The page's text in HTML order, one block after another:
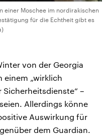
einer Moschee im nordirakischen
für die Echtheit gibt es
von der Georgia
einem „wirklich
–
Allerdings könne
Auswirkung für
dem Guardian.